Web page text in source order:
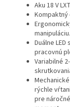
Aku 18 V
Kompaktný
manipuláciu.
Duálne
pracovnú
Variabilné
rýchle
pre